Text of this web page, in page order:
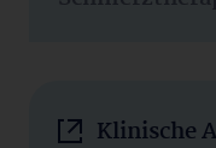
Klinische